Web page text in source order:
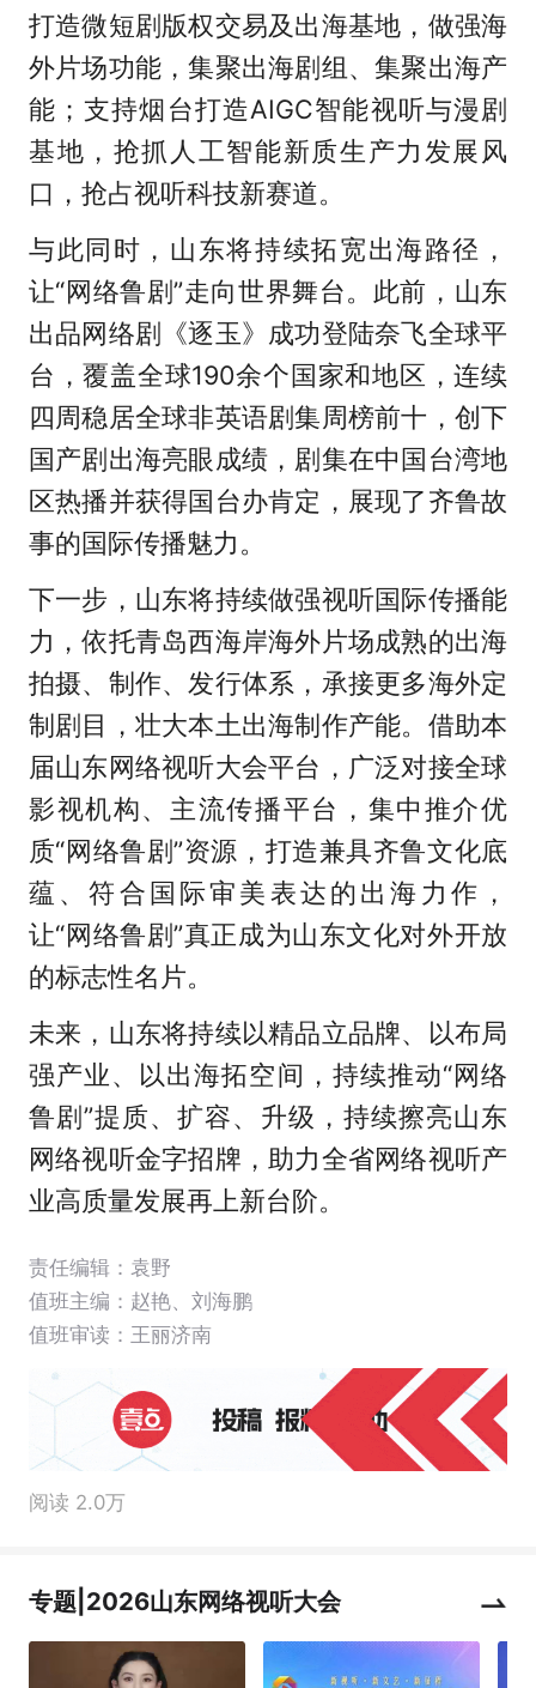
打造微短剧版权交易及出海基地，做强海
外片场功能，集聚出海剧组、集聚出海产
能；支持烟台打造AIGC智能视听与漫剧
基地，抢抓人工智能新质生产力发展风
口，抢占视听科技新赛道。
与此同时，山东将持续拓宽出海路径，
让“网络鲁剧”走向世界舞台。此前，山东
出品网络剧《逐玉》成功登陆奈飞全球平
台，覆盖全球190余个国家和地区，连续
四周稳居全球非英语剧集周榜前十，创下
国产剧出海亮眼成绩，剧集在中国台湾地
区热播并获得国台办肯定，展现了齐鲁故
事的国际传播魅力。
下一步，山东将持续做强视听国际传播能
力，依托青岛西海岸海外片场成熟的出海
拍摄、制作、发行体系，承接更多海外定
制剧目，壮大本土出海制作产能。借助本
届山东网络视听大会平台，广泛对接全球
影视机构、主流传播平台，集中推介优
质“网络鲁剧”资源，打造兼具齐鲁文化底
蕴、符合国际审美表达的出海力作，
让“网络鲁剧”真正成为山东文化对外开放
的标志性名片。
未来，山东将持续以精品立品牌、以布局
强产业、以出海拓空间，持续推动“网络
鲁剧”提质、扩容、升级，持续擦亮山东
网络视听金字招牌，助力全省网络视听产
业高质量发展再上新台阶。
责任编辑：袁野
值班主编： 赵艳、 刘海鹏
值班审读：王丽济南
阅读 2.0万
专题|2026山东网络视听大会